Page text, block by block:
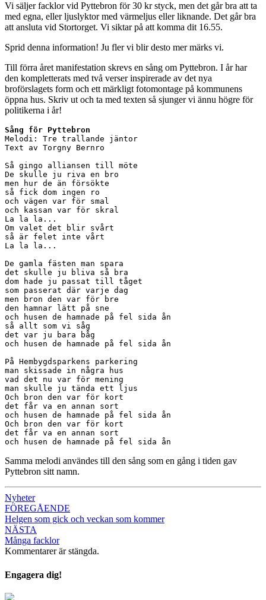
Vi säljer facklor vid Pyttebron för 30 kr styck, men det går bra att ta
med egna, eller ljuslyktor med värmeljus eller liknande. Det går bra
att ansluta vid Stortorget. Vi siktar på att komma dit 16.55.
Sprid denna information! Ju fler vi blir desto mer märks vi.
Till förra året manifestation skrevs en sång om Pyttebron. I år har
den kompletterats med två verser inspirerade av det nya
broförslagets form och ett märkligt fotomontage på kommunens
öppna hus. Skriv ut och ta med texten så sjunger vi ännu högre för
politikerna i år!
Sång för Pyttebron
Melodi: Tre trallande jäntor
Text av Torgny Bernro
Så gingo alliansen till möte
De skulle ju riva en bro
men hur de än försökte
så fick dom ingen ro
och vägen var för smal
och kassan var för skral
La la la...
Om valet det blir svårt
så är felet inte vårt
La la la...
De gamla fästen man spara
det skulle ju bliva så bra
dom hade ju passat till tåget
som passerat där varje dag
men bron den var för bre
den hamnar lätt på sne
och husen de hamnade på fel sida ån
så allt som vi såg
det var ju bara båg
och husen de hamnade på fel sida ån
På Hembygdsparkens parkering
man skissade in några hus
vad det nu var för mening
man skulle ju tända ett ljus
Och bron den var för kort
det får va en annan sort
och husen de hamnade på fel sida ån
Och bron den var för kort
det får va en annan sort
och husen de hamnade på fel sida ån
Samma melodi användes till den sång som en gång i tiden gav
Pyttebron sitt namn.
Nyheter
Inläggsnavigering
FÖREGÅENDE
Helgen som gick och veckan som kommer
NÄSTA
Många facklor
Kommentarer är stängda.
Engagera dig!